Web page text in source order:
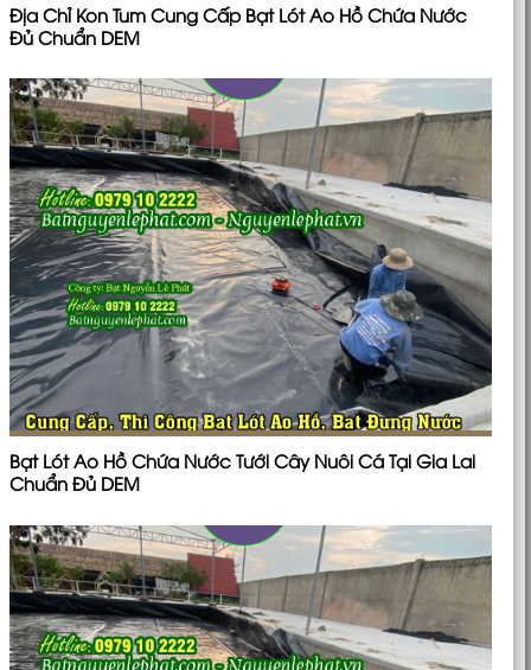
Địa Chỉ Kon Tum Cung Cấp Bạt Lót Ao Hồ Chứa Nước
Đủ Chuẩn DEM
Bạt Lót Ao Hồ Chứa Nước Tưới Cây Nuôi Cá Tại Gia Lai
Chuẩn Đủ DEM